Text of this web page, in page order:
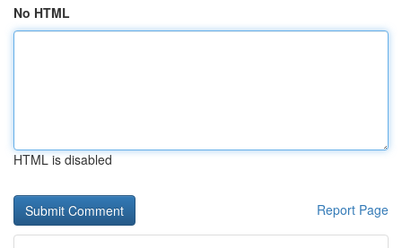
No HTML
HTML is disabled
Report Page